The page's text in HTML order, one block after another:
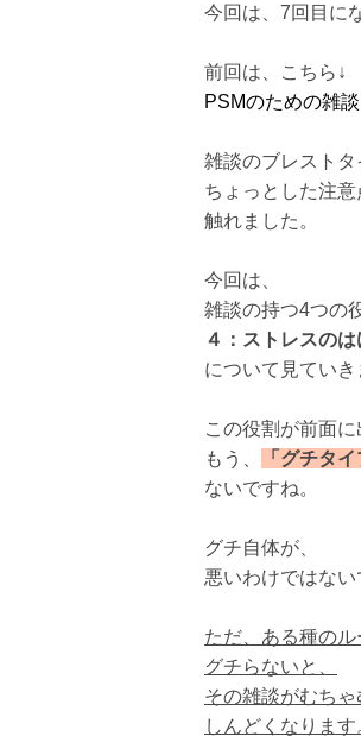
今回は、7回目に
前回は、こちら↓
PSMのための雑
雑談のブレストタ
ちょっとした注
触れました。
今回は、
雑談の持つ4つの
４：ストレスの
について見ていき
この役割が前面に
もう、
「グチタイ
ないですね。
グチ自体が、
悪いわけではない
ただ、ある種の
グチらないと、
その雑談がむちゃ
しんどくなります